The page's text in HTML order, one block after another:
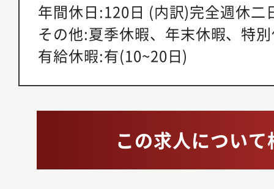
年間休日:120日 (内訳)完全週休二
その他:夏季休暇、年末休暇、特
有給休暇:有(10~20日)
この求人につい